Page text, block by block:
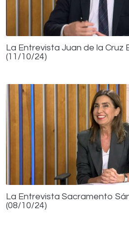
La Entrevista Juan de la Cruz
(11/10/24)
La Entrevista Sacramento
(08/10/24)